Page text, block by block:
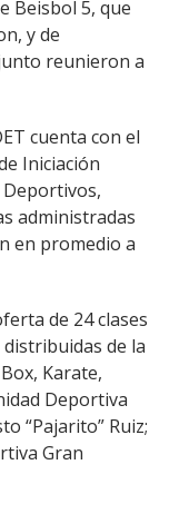
Beisbol 5, que
y de
reunieron a
cuenta con el
Iniciación
administradas
en promedio a
de 24 clases
de la
Karate,
Deportiva
“Pajarito” Ruiz;
Gran